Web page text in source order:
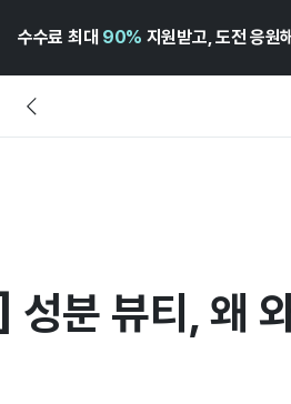
수수료 최대 90% 지원받고, 도전 응원
분 뷰티, 왜